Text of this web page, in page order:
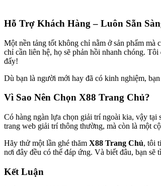
Hỗ Trợ Khách Hàng – Luôn Sẵn
Một nền tảng tốt không chỉ nằm ở sản phẩm
chỉ cần liên hệ, họ sẽ phản hồi nhanh chóng.
đấy!
Dù bạn là người mới hay đã có kinh nghiệm,
Vì Sao Nên Chọn X88 Trang Chủ?
Có hàng ngàn lựa chọn giải trí ngoài kia, vậy tại
trang web giải trí thông thường, mà còn là một
Hãy thử một lần ghé thăm X88 Trang Chủ, tôi
nơi đây đều có thể đáp ứng. Và biết đâu, bạn
Kết Luận